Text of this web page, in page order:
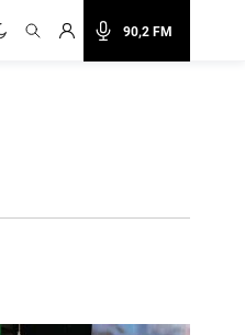
90,2 FM